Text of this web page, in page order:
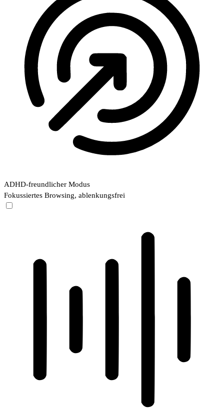
ADHD-freundlicher Modus
Fokussiertes Browsing, ablenkungsfrei